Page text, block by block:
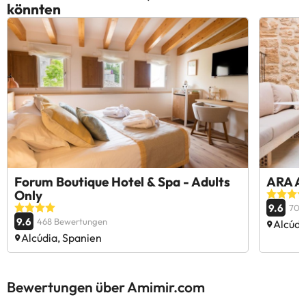
könnten
Forum Boutique Hotel & Spa - Adults
Only
9.6 468 Bewertungen
Alcúdia, Spanien
ARA
9.6
Bewertungen über Amimir.com